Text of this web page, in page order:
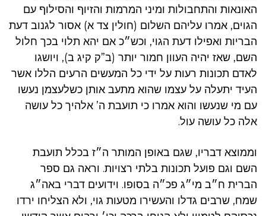
האונאות והתחבולות ומיני המרמות והזיוף והסילוף עם
הגוים, אמרו עליהם השלום (חולין צד א) אסור לגנוב דעת
הבריות ואפילו דעת הגוי, וכש״כ אם יהא תלוי בכך חלול
השם, שאז יהיה העוון חמור יותר (ב”ק קיג ב), ויושגו
לאדם תכונות רעות על ידי כל המעשים הרעים הללו אשר
העיד יתעלה על עצמו שהוא מתעב אותן כשלעצמן נעשו
עם מי שנעשו והוא אמרו כי תועבת ה’ אלהיך כל עושה
אלה כל עושה עול.
וממוצא דבריו, שגם באופן המותר ה״ז בכלל תועבת
השם וגם פועל תכונות בלתי רצויות. וראה גם ספר
הברית ח״ב מי״ג פכ״ה בסופו. וידועים דברי באה״ג
שמח, שרבים גדלו והעשירו מטעות גוי, ולא הצליחו ירדו